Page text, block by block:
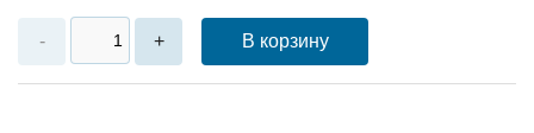
- + В корзину